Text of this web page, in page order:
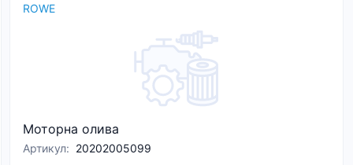
ROWE
Моторна олива
Артикул: 20202005099